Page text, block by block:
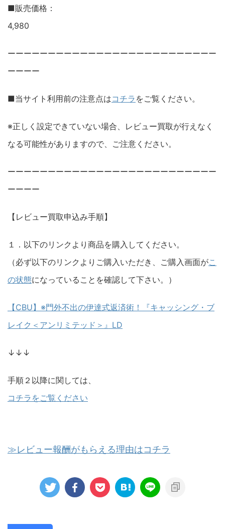
■販売価格：
4,980
ーーーーーーーーーーーーーーーーーーーーーーーーーー
ーーーー
■当サイト利用前の注意点はコチラ をご覧ください。
※正しく設定できていない場合、レビュー買取が行えなく
なる可能性がありますので、ご注意ください。
ーーーーーーーーーーーーーーーーーーーーーーーーーー
ーーーー
【レビュー買取申込み手順】
１．以下のリンクより商品を購入してください。
（必ず以下のリンクよりご購入いただき、ご購入画面がこ
の状態になっていることを確認して下さい。）
【CBU】※門外不出の伊達式返済術！『キャッシング・ブ
レイク＜アンリミテッド＞』LD
↓↓↓
手順２以降に関しては、
コチラをご覧ください
≫レビュー報酬がもらえる理由はコチラ